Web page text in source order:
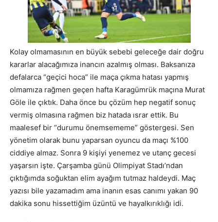
Kolay olmamasının en büyük sebebi geleceğe dair doğru
kararlar alacağımıza inancın azalmış olması. Baksanıza
defalarca “geçici hoca” ile maça çıkma hatası yapmış
olmamıza rağmen geçen hafta Karagümrük maçına Murat
Göle ile çıktık. Daha önce bu çözüm hep negatif sonuç
vermiş olmasına rağmen biz hatada ısrar ettik. Bu
maalesef bir “durumu önemsememe” göstergesi. Sen
yönetim olarak bunu yaparsan oyuncu da maçı %100
ciddiye almaz. Sonra 9 kişiyi yenemez ve utanç gecesi
yaşarsın işte. Çarşamba günü Olimpiyat Stadı’ndan
çıktığımda soğuktan elim ayağım tutmaz haldeydi. Maç
yazısı bile yazamadım ama inanın esas canımı yakan 90
dakika sonu hissettiğim üzüntü ve hayalkırıklığı idi.